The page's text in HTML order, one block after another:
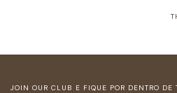
JOIN OUR CLUB E FIQUE POR DENTRO DE